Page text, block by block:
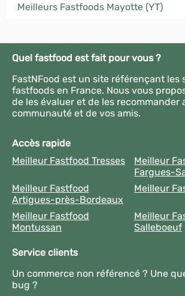
Meilleurs Fastfoods Mayotte (YT)
Quel fastfood est fait pour vous ?
FastNFood est un site référençant les
fastfoods en France. Nous vous
de les évaluer et de les recommander
communauté et de vos amis.
Accès rapide
Meilleur Fastfood Tresses
Meilleur
Fargues-
Meilleur Fastfood
Artigues-près-Bordeaux
Meilleur
Meilleur Fastfood
Montussan
Meilleur
Salleboeuf
Service clients
Un commerce non référencé ? Une
bug ?